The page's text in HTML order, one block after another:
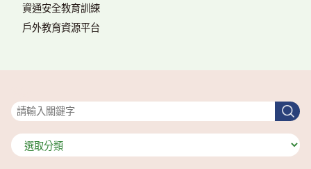
資通安全教育訓練
戶外教育資源平台
搜
尋
分
類